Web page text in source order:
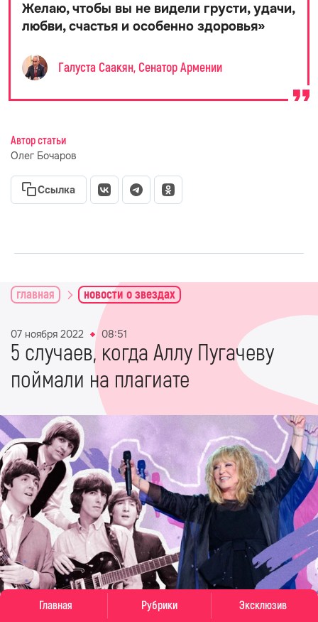
Главная Рубрики Эксклюзив
Желаю, чтобы вы не видели грусти, удачи,
любви, счастья и особенно здоровья»
Галуста Саакян, Сенатор Армении
Автор статьи
Олег Бочаров
Ссылка
главная новости о звездах
07 ноября 2022 08:51
5 случаев, когда Аллу Пугачеву
поймали на плагиате
Коллаж: Super